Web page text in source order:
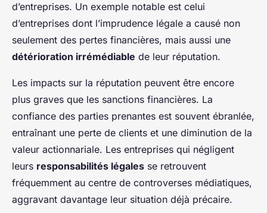
d’entreprises. Un exemple notable est celui
d’entreprises dont l’imprudence légale a causé non
seulement des pertes financières, mais aussi une
détérioration irrémédiable de leur réputation.
Les impacts sur la réputation peuvent être encore
plus graves que les sanctions financières. La
confiance des parties prenantes est souvent ébranlée,
entraînant une perte de clients et une diminution de la
valeur actionnariale. Les entreprises qui négligent
leurs responsabilités légales se retrouvent
fréquemment au centre de controverses médiatiques,
aggravant davantage leur situation déjà précaire.